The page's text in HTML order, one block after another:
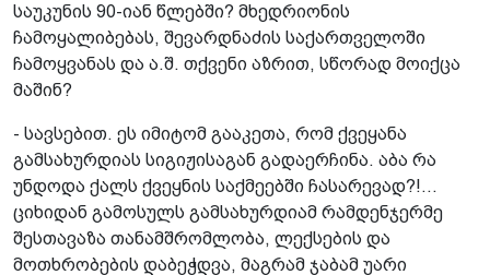
საუკუნის 90-იან წლებში? მხედრიონის
ჩამოყალიბებას, შევარდნაძის საქართველოში
ჩამოყვანას და ა.შ. თქვენი აზრით, სწორად მოიქცა
მაშინ?
- სავსებით. ეს იმიტომ გააკეთა, რომ ქვეყანა
გამსახურდიას სიგიჟისაგან გადაერჩინა. აბა რა
უნდოდა ქალს ქვეყნის საქმეებში ჩასარევად?!...
ციხიდან გამოსულს გამსახურდიამ რამდენჯერმე
შესთავაზა თანამშრომლობა, ლექსების და
მოთხრობების დაბეჭდვა, მაგრამ ჯაბამ უარი